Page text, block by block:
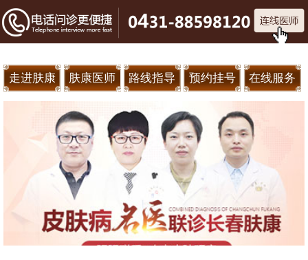
走进肤康 肤康医师 路线指导 预约挂号 在线服务